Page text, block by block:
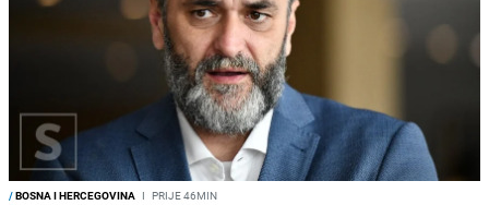
/BOSNA I HERCEGOVINA I PRIJE 46MIN